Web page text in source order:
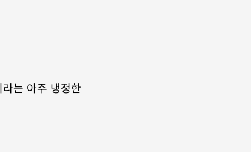
는 아주 냉정한